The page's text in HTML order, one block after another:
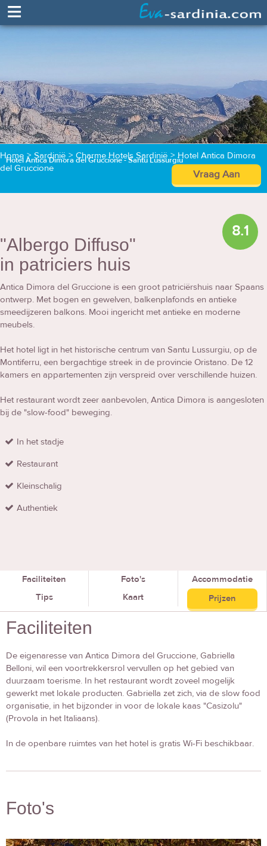
≡
Home > Sardinië > Charme Hotels Sardinië > Hotel Antica Dimora
del Gruccione
Hotel Antica Dimora del Gruccione - Santu Lussurgiu
Vraag Aan
8.1
"Albergo Diffuso"
in patriciers huis
Antica Dimora del Gruccione is een groot patriciërshuis naar Spaans
ontwerp. Met bogen en gewelven, balkenplafonds en antieke
smeedijzeren balkons. Mooi ingericht met antieke en moderne
meubels.
Het hotel ligt in het historische centrum van Santu Lussurgiu, op de
Montiferru, een bergachtige streek in de provincie Oristano. De 12
kamers en appartementen zijn verspreid over verschillende huizen.
Het restaurant wordt zeer aanbevolen, Antica Dimora is aangesloten
bij de "slow-food" beweging.
In het stadje
Restaurant
Kleinschalig
Authentiek
Faciliteiten Foto's
Accommodatie
Tips
Kaart Prijzen
Faciliteiten
De eigenaresse van Antica Dimora del Gruccione, Gabriella
Belloni, wil een voortrekkersrol vervullen op het gebied van
duurzaam toerisme. In het restaurant wordt zoveel mogelijk
gewerkt met lokale producten. Gabriella zet zich, via de slow food
organisatie, in het bijzonder in voor de lokale kaas "Casizolu"
(Provola in het Italiaans).
In de openbare ruimtes van het hotel is gratis Wi-Fi beschikbaar.
Foto's